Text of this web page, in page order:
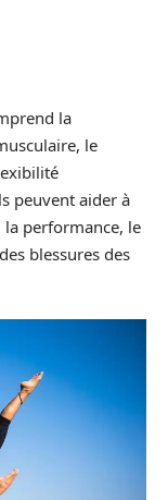
la
le
peuvent aider à
performance, le
blessures des